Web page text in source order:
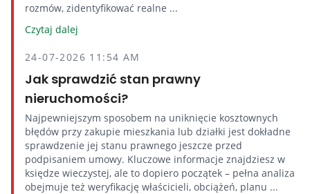
rozmów, zidentyfikować realne ...
Czytaj dalej
24-07-2026 11:54 AM
Jak sprawdzić stan prawny
nieruchomości?
Najpewniejszym sposobem na uniknięcie kosztownych
błędów przy zakupie mieszkania lub działki jest dokładne
sprawdzenie jej stanu prawnego jeszcze przed
podpisaniem umowy. Kluczowe informacje znajdziesz w
księdze wieczystej, ale to dopiero początek – pełna analiza
obejmuje też weryfikację właścicieli, obciążeń, planu ...